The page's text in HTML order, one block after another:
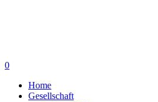
0
Home
Gesellschaft